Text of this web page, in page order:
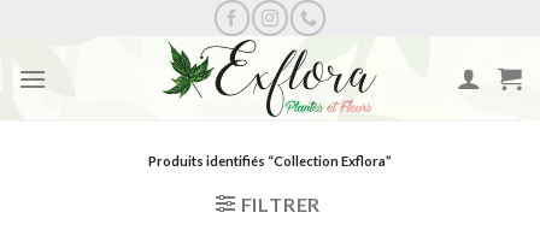
content
Produits identifiés “Collection Exflora”
FILTRER